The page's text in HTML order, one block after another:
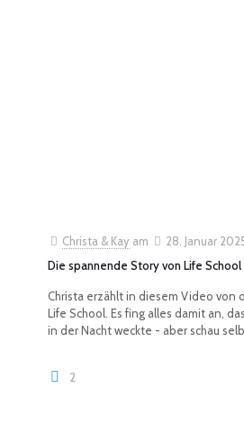
Christa & Kay am
28. Januar
Die spannende Story von Life School
Christa erzählt in diesem Video von
Life School. Es fing alles damit an,
in der Nacht weckte - aber schau
2